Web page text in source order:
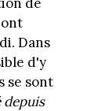
Dans
d'y
se sont
depuis